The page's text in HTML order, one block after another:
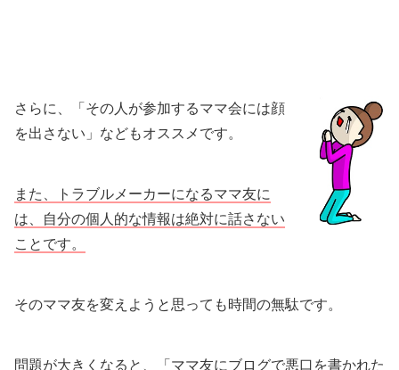
さらに、「その人が参加するママ会には顔
を出さない」などもオススメです。
また、トラブルメーカーになるママ友に
は、自分の個人的な情報は絶対に話さない
ことです。
そのママ友を変えようと思っても時間の無駄です。
問題が大きくなると、「ママ友にブログで悪口を書かれた